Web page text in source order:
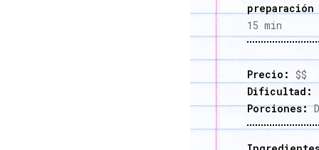
preparación
15 min
Precio: $$
Dificultad:
Porciones: